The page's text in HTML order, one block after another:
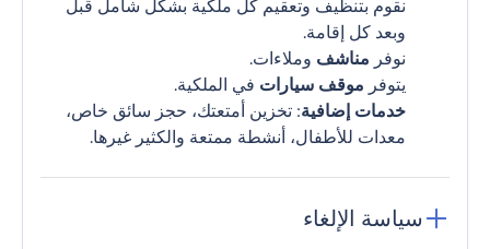
نقوم بتنظيف وتعقيم كل ملكية بشكل شامل قبل
وبعد كل إقامة.
نوفر مناشف وملاءات.
يتوفر موقف سيارات في الملكية.
خدمات إضافية: تخزين أمتعتك، حجز سائق خاص،
معدات للأطفال، أنشطة ممتعة والكثير غيرها.
سياسة الإلغاء